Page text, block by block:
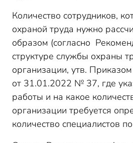
Количество сотрудников,
охраной труда нужно
образом (согласно
структуре службы охраны
организации, утв.
от 31.01.2022 № 37, где
работы и на какое
организации требуется
количество специалистов